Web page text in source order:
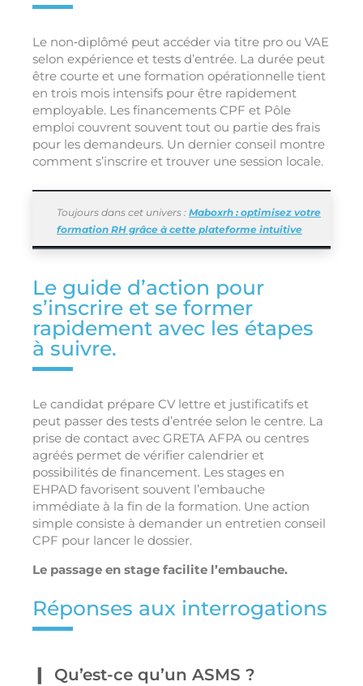
Le non‑diplômé peut accéder via titre pro ou VAE
selon expérience et tests d’entrée. La durée peut
être courte et une formation opérationnelle tient
en trois mois intensifs pour être rapidement
employable. Les financements CPF et Pôle
emploi couvrent souvent tout ou partie des frais
pour les demandeurs. Un dernier conseil montre
comment s’inscrire et trouver une session locale.
Toujours dans cet univers : Maboxrh : optimisez votre
formation RH grâce à cette plateforme intuitive
Le guide d’action pour
s’inscrire et se former
rapidement avec les étapes
à suivre.
Le candidat prépare CV lettre et justificatifs et
peut passer des tests d’entrée selon le centre. La
prise de contact avec GRETA AFPA ou centres
agréés permet de vérifier calendrier et
possibilités de financement. Les stages en
EHPAD favorisent souvent l’embauche
immédiate à la fin de la formation. Une action
simple consiste à demander un entretien conseil
CPF pour lancer le dossier.
Le passage en stage facilite l’embauche.
Réponses aux interrogations
Qu’est-ce qu’un ASMS ?